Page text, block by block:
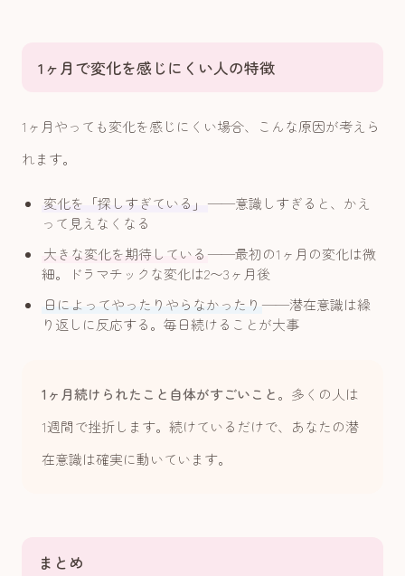
1ヶ月で変化を感じにくい人の特徴
1ヶ月やっても変化を感じにくい場合、こんな原因が考えら
れます。
変化を「探しすぎている」 ——意識しすぎると、かえ
って見えなくなる
大きな変化を期待している ——最初の1ヶ月の変化は微
細。ドラマチックな変化は2〜3ヶ月後
日によってやったりやらなかったり ——潜在意識は繰
り返しに反応する。毎日続けることが大事
1ヶ月続けられたこと自体がすごいこと。多くの人は
1週間で挫折します。続けているだけで、あなたの潜
在意識は確実に動いています。
まとめ